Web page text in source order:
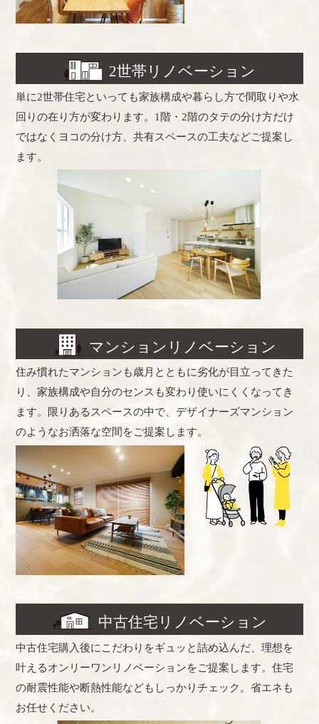
2世帯リノベーション
単に2世帯住宅といっても家族構成や暮らし方で間取りや水
回りの在り方が変わります。1階・2階のタテの分け方だけ
ではなくヨコの分け方、共有スペースの工夫などご提案し
ます。
マンションリノベーション
住み慣れたマンションも歳月とともに劣化が目立ってきた
り、家族構成や自分のセンスも変わり使いにくくなってき
ます。限りあるスペースの中で、デザイナーズマンション
のようなお洒落な空間をご提案します。
中古住宅リノベーション
中古住宅購入後にこだわりをギュッと詰め込んだ、理想を
叶えるオンリーワンリノベーションをご提案します。住宅
の耐震性能や断熱性能などもしっかりチェック。省エネも
お任せください。